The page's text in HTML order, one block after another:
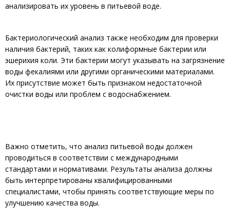
анализировать их уровень в питьевой воде.
Бактериологический анализ также необходим для проверки
наличия бактерий, таких как колиформные бактерии или
эшерихия коли. Эти бактерии могут указывать на загрязнение
воды фекалиями или другими органическими материалами.
Их присутствие может быть признаком недостаточной
очистки воды или проблем с водоснабжением.
Важно отметить, что анализ питьевой воды должен
проводиться в соответствии с международными
стандартами и нормативами. Результаты анализа должны
быть интерпретированы квалифицированными
специалистами, чтобы принять соответствующие меры по
улучшению качества воды.